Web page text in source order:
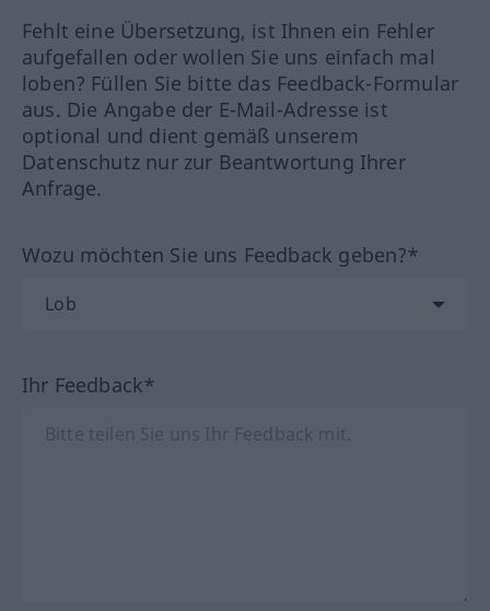
Fehlt eine Übersetzung, ist Ihnen ein Fehler
aufgefallen oder wollen Sie uns einfach mal
loben? Füllen Sie bitte das Feedback-Formular
aus. Die Angabe der E-Mail-Adresse ist
optional und dient gemäß unserem
Datenschutz nur zur Beantwortung Ihrer
Anfrage.
Wozu möchten Sie uns Feedback geben?*
Ihr Feedback*